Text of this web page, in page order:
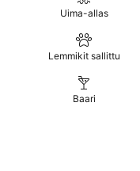
Uima-allas
Lemmikit sallittu
Baari